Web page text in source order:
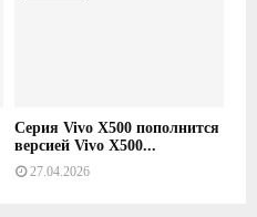
Серия Vivo X500 пополнится
версией Vivo X500...
27.04.2026